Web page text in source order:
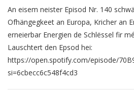
An eisem neister Episod Nr. 140
Ofhängegkeet an Europa, Kricher an
erneierbar Energien de Schlëssel fir
Lauschtert den Epsod hei:
https://open.spotify.com/episode/
si=6cbecc6c548f4cd3